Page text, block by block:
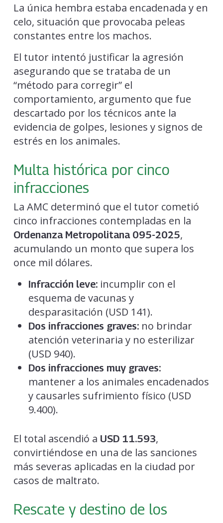
La única hembra estaba encadenada y en
celo, situación que provocaba peleas
constantes entre los machos.
El tutor intentó justificar la agresión
asegurando que se trataba de un
“método para corregir” el
comportamiento, argumento que fue
descartado por los técnicos ante la
evidencia de golpes, lesiones y signos de
estrés en los animales.
Multa histórica por cinco
infracciones
La AMC determinó que el tutor cometió
cinco infracciones contempladas en la
Ordenanza Metropolitana 095-2025,
acumulando un monto que supera los
once mil dólares.
Infracción leve:incumplir con el
esquema de vacunas y
desparasitación (USD 141).
Dos infracciones graves:no brindar
atención veterinaria y no esterilizar
(USD 940).
Dos infracciones muy graves:
mantener a los animales encadenados
y causarles sufrimiento físico (USD
9.400).
El total ascendió a USD 11.593,
convirtiéndose en una de las sanciones
más severas aplicadas en la ciudad por
casos de maltrato.
Rescate y destino de los